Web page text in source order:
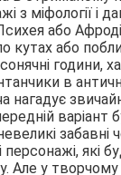
з міфології і
або
кутах або
години,
в
нагадує
варіант
забавні
які
Але у